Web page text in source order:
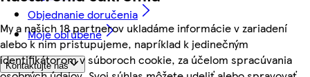
My a našich 18 partnerov ukladáme informácie v zariadení
alebo k nim pristupujeme, napríklad k jedinečným
identifikátorom v súboroch cookie, za účelom spracúvania
Objednanie doručenia
Moje obľúbené
Kontaktujte nás